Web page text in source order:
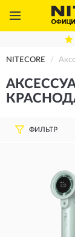
ДИЛЕР NITECORE
NITECORE
ФИЛЬТР